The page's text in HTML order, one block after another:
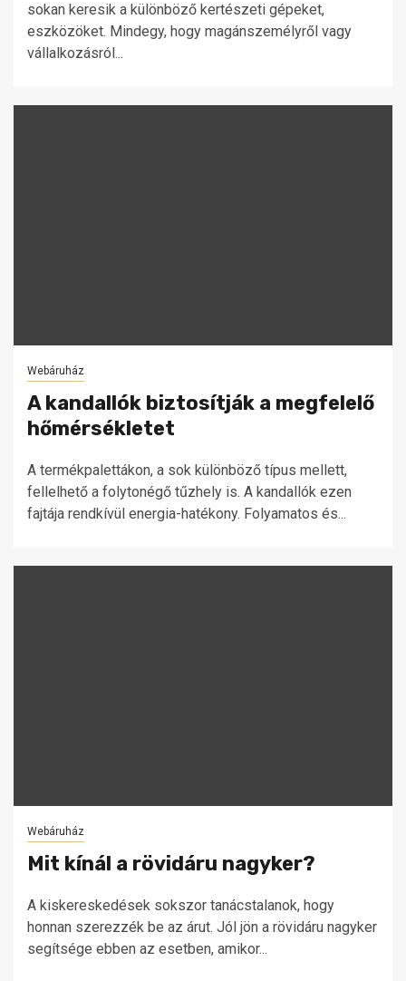
sokan keresik a különböző kertészeti gépeket,
eszközöket. Mindegy, hogy magánszemélyről vagy
vállalkozásról...
Webáruház
A kandallók biztosítják a megfelelő
hőmérsékletet
A termékpalettákon, a sok különböző típus mellett,
fellelhető a folytonégő tűzhely is. A kandallók ezen
fajtája rendkívül energia-hatékony. Folyamatos és...
Webáruház
Mit kínál a rövidáru nagyker?
A kiskereskedések sokszor tanácstalanok, hogy
honnan szerezzék be az árut. Jól jön a rövidáru nagyker
segítsége ebben az esetben, amikor...